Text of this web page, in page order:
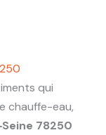
qui
chauffe-eau,
78250